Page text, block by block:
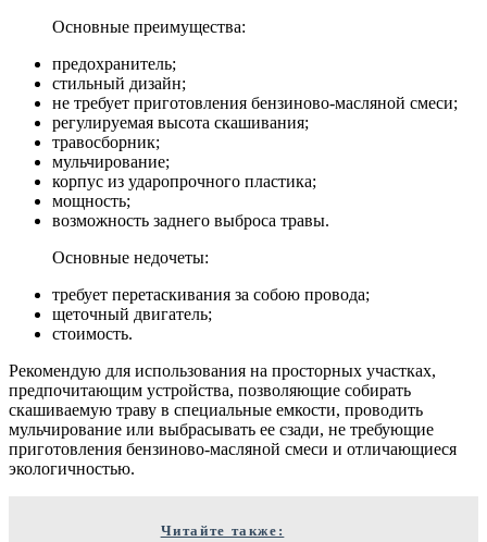
Основные преимущества:
предохранитель;
стильный дизайн;
не требует приготовления бензиново-масляной смеси;
регулируемая высота скашивания;
травосборник;
мульчирование;
корпус из ударопрочного пластика;
мощность;
возможность заднего выброса травы.
Основные недочеты:
требует перетаскивания за собою провода;
щеточный двигатель;
стоимость.
Рекомендую для использования на просторных участках,
предпочитающим устройства, позволяющие собирать
скашиваемую траву в специальные емкости, проводить
мульчирование или выбрасывать ее сзади, не требующие
приготовления бензиново-масляной смеси и отличающиеся
экологичностью.
Читайте также: